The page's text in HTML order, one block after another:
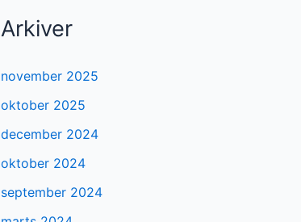
Arkiver
november 2025
oktober 2025
december 2024
oktober 2024
september 2024